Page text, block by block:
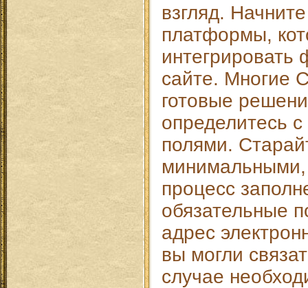
взгляд.
платформы,
сайте. Многие
готовые
определитесь
полями.
минимальными,
процесс
обязательные
адрес
вы могли
случае